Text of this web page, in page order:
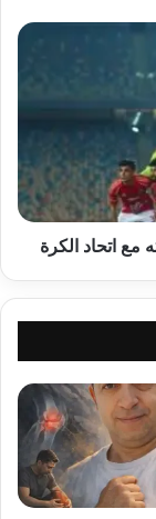
اتحاد الكرة